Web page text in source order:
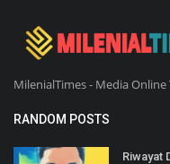
MilenialTimes - Media
RANDOM POSTS
Riwayat